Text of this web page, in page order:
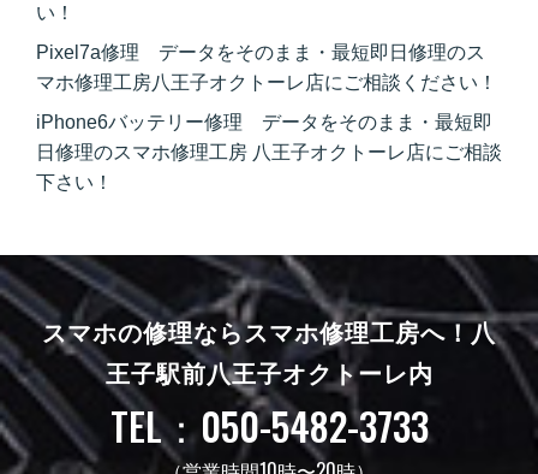
い！
Pixel7a修理 データをそのまま・最短即日修理のス
マホ修理工房八王子オクトーレ店にご相談ください！
iPhone6バッテリー修理 データをそのまま・最短即
日修理のスマホ修理工房 八王子オクトーレ店にご相談
下さい！
スマホの修理ならスマホ修理工房へ！ 八
王子駅前八王子オクトーレ内
TEL：050-5482-3733